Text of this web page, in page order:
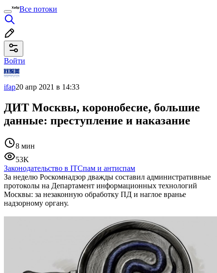
Все потоки
Войти
ifap20 апр 2021 в 14:33
ДИТ Москвы, коронобесие, большие
данные: преступление и наказание
8 мин
53K
Законодательство в ITСпам и антиспам
За неделю Роскомнадзор дважды составил административные
протоколы на Департамент информационных технологий
Москвы: за незаконную обработку ПД и наглое вранье
надзорному органу.